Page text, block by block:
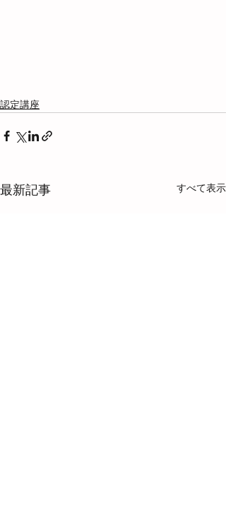
認定講座
最新記事 すべて表示